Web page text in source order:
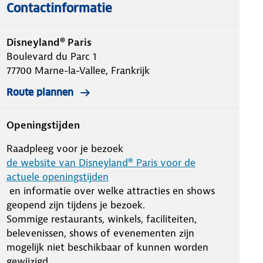
Contactinformatie
Disneyland® Paris
Boulevard du Parc 1
77700 Marne-la-Vallee, Frankrijk
Route plannen
Openingstijden
Raadpleeg voor je bezoek
de website van Disneyland® Paris voor de
actuele openingstijden
en informatie over welke attracties en shows
geopend zijn tijdens je bezoek.
Sommige restaurants, winkels, faciliteiten,
belevenissen, shows of evenementen zijn
mogelijk niet beschikbaar of kunnen worden